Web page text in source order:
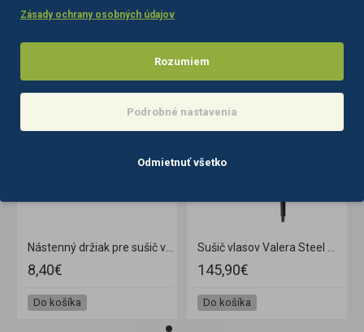
PODOBNÉ PRODUKTY
8,40€
Do košíka
145,90€
Do košíka
Zásady ochrany osobných údajov
Rozumiem
Podrobné nastavenia
Odmietnuť všetko